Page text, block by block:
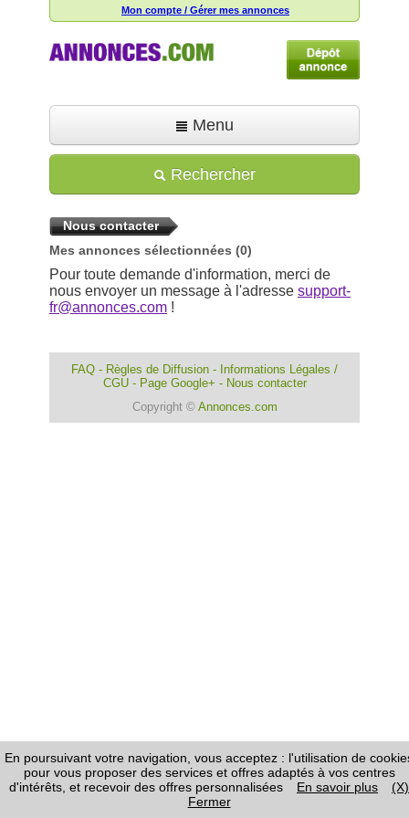
Mon compte / Gérer mes annonces
Menu
Déposer une annonce
Toutes les annonces
Aide
Rechercher
Nous contacter
Mes annonces sélectionnées (0)
Pour toute demande d'information, merci de
nous envoyer un message à l'adresse support-
fr@annonces.com !
FAQ - Règles de Diffusion - Informations Légales /
CGU- Page Google+ - Nous contacter
Copyright © Annonces.com
En poursuivant votre navigation, vous acceptez : l'utilisation de
pour vous proposer des services et offres adaptés à vos centres
d'intérêts, et recevoir des offres personnalisées
En savoir plus
(X)
Fermer